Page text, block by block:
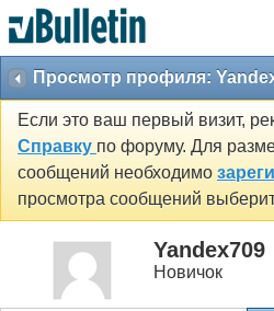
Просмотр профиля:
Если это ваш первый визит,
Справку по форуму. Для
сообщений необходимо
просмотра сообщений
Yandex709
Новичок